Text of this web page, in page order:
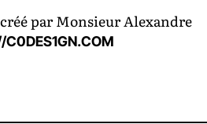
par Monsieur Alexandre
C0DES1GN.COM